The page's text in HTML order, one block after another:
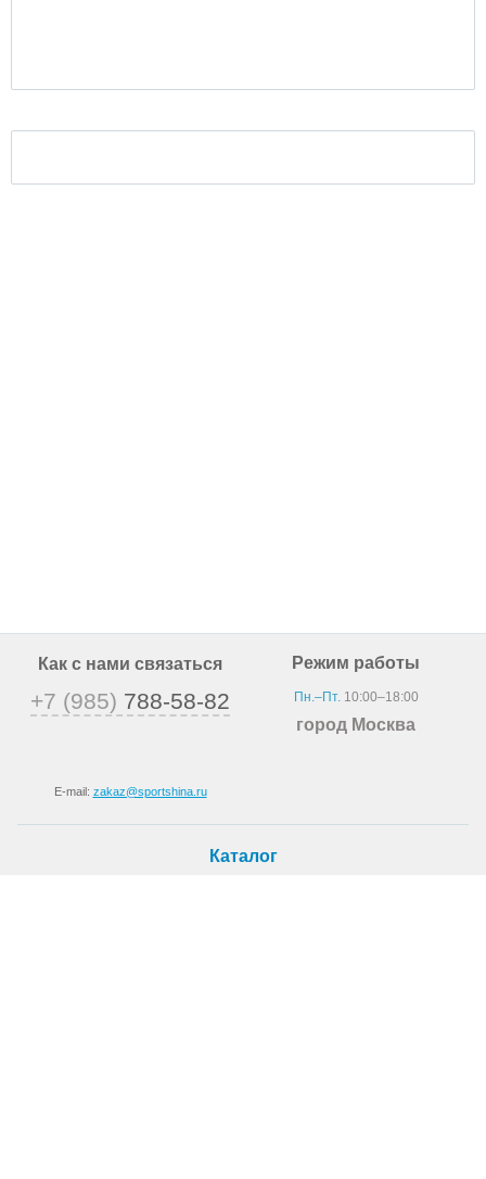
Как с нами связаться
+7 (985) 788-58-82
E-mail: zakaz@sportshina.ru
Режим работы
Пн.–Пт.10:00–18:00
город Москва
Каталог